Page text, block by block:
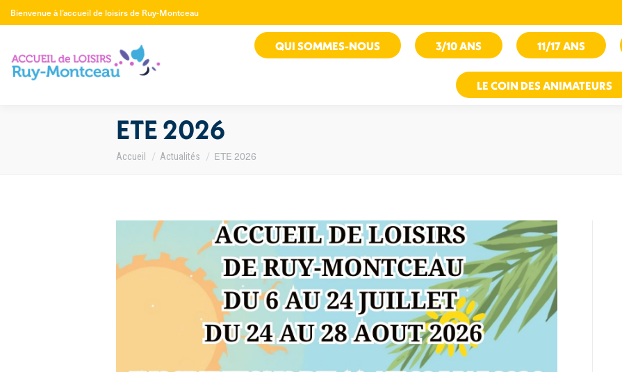
Bienvenue à l’accueil de loisirs de Ruy-Montceau
QUI SOMMES-NOUS 3/10 ANS 11/17 ANS
LE COIN DES ANIMATEURS
ETE 2026
Vous êtes ici :
Accueil Actualités ETE 2026